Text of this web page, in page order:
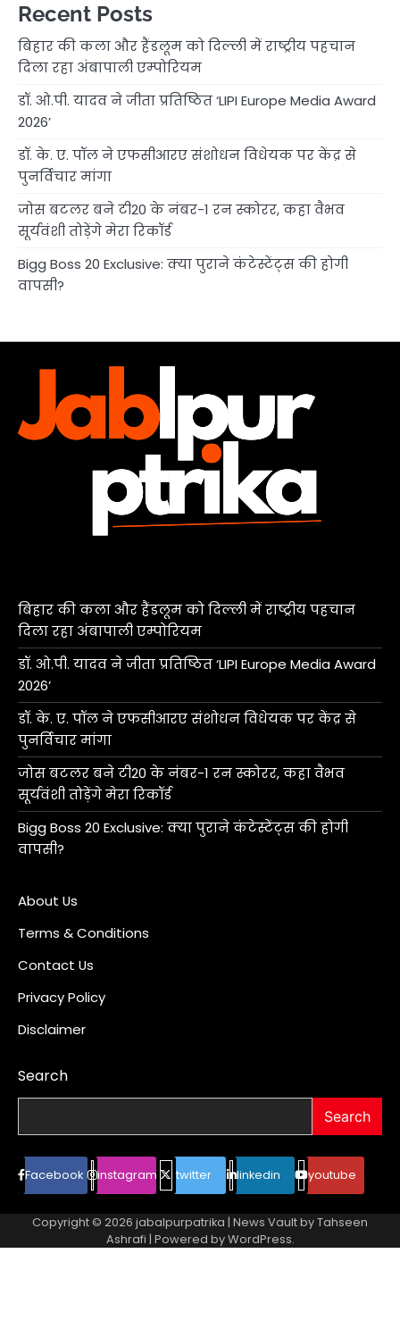
Recent Posts
बिहार की कला और हैंडलूम को दिल्ली में राष्ट्रीय पहचान
दिला रहा अंबापाली एम्पोरियम
डॉ. ओ.पी. यादव ने जीता प्रतिष्ठित ‘LIPI Europe Media Award
2026’
डॉ. के. ए. पॉल ने एफसीआरए संशोधन विधेयक पर केंद्र से
पुनर्विचार मांगा
जोस बटलर बने टी20 के नंबर-1 रन स्कोरर, कहा वैभव
सूर्यवंशी तोड़ेंगे मेरा रिकॉर्ड
Bigg Boss 20 Exclusive: क्या पुराने कंटेस्टेंट्स की होगी
वापसी?
बिहार की कला और हैंडलूम को दिल्ली में राष्ट्रीय पहचान
दिला रहा अंबापाली एम्पोरियम
डॉ. ओ.पी. यादव ने जीता प्रतिष्ठित ‘LIPI Europe Media Award
2026’
डॉ. के. ए. पॉल ने एफसीआरए संशोधन विधेयक पर केंद्र से
पुनर्विचार मांगा
जोस बटलर बने टी20 के नंबर-1 रन स्कोरर, कहा वैभव
सूर्यवंशी तोड़ेंगे मेरा रिकॉर्ड
Bigg Boss 20 Exclusive: क्या पुराने कंटेस्टेंट्स की होगी
वापसी?
About Us
Terms & Conditions
Contact Us
Privacy Policy
Disclaimer
Search
Search
Facebook instagram twitter linkedin youtube
Copyright © 2026 jabalpurpatrika | News Vault byTahseen
Ashrafi | Powered byWordPress.